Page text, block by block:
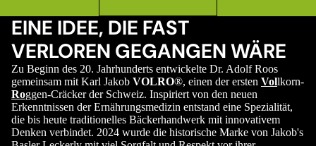
EINE IDEE, DIE FAST
VERLOREN GEGANGEN WÄRE
Zu Beginn des 20. Jahrhunderts entwickelte Dr. Adolf Roos
gemeinsam mit Karl Jakob VOLRO®, einen der ersten Vollkorn-
Roggen-Cräcker der Schweiz. Inspiriert von den neuen
Erkenntnissen der Ernährungsmedizin entstand eine Spezialität,
die bis heute traditionelles Bäckerhandwerk mit innovativem
Denken verbindet. 2024 wurde die historische Marke von Jakob's